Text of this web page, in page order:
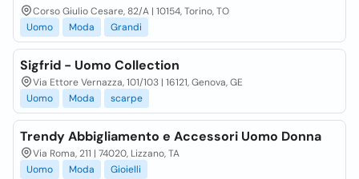
Corso Giulio Cesare, 82/A | 10154, Torino, TO
Uomo
Moda Grandi
Sigfrid - Uomo Collection
Via Ettore Vernazza, 101/103 | 16121, Genova, GE
Uomo
Moda scarpe
Trendy Abbigliamento e Accessori Uomo Donna
Via Roma, 211 | 74020, Lizzano, TA
Uomo
Moda Gioielli